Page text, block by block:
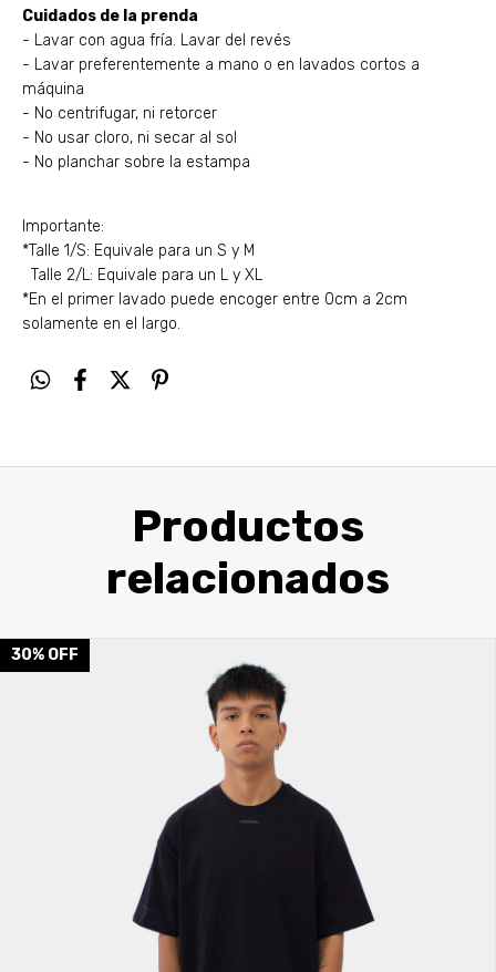
Cuidados de la prenda
- Lavar con agua fría. Lavar del revés
- Lavar preferentemente a mano o en lavados cortos a
máquina
- No centrifugar, ni retorcer
- No usar cloro, ni secar al sol
- No planchar sobre la estampa
Importante:
*Talle 1/S: Equivale para un S y M
Talle 2/L: Equivale para un L y XL
*En el primer lavado puede encoger entre 0cm a 2cm
solamente en el largo.
Productos
relacionados
30% OFF